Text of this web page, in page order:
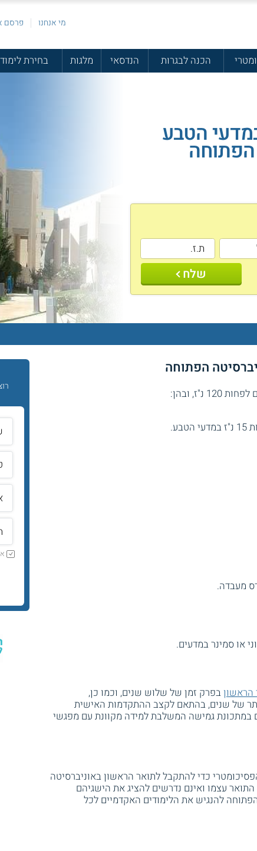
מי אנחנו פרסם
הכנה לבגרות הנדסאי מלגות בחירת
הטבע
הפתוחה
שלח
הפתוחה
ובהן:
מעבדה.
או סמינר במדעים.
הראשוןבפרק זמן של שלוש שנים, וכמו כן,
של שנים, בהתאם לקצב ההתקדמות האישית
במתכונת גמישה המשלבת למידה מקוונת עם מפגשי
כדי להתקבל לתואר הראשון באוניברסיטה
עצמו ואינם נדרשים להציג את הישגיהם
להנגיש את הלימודים האקדמיים לכל